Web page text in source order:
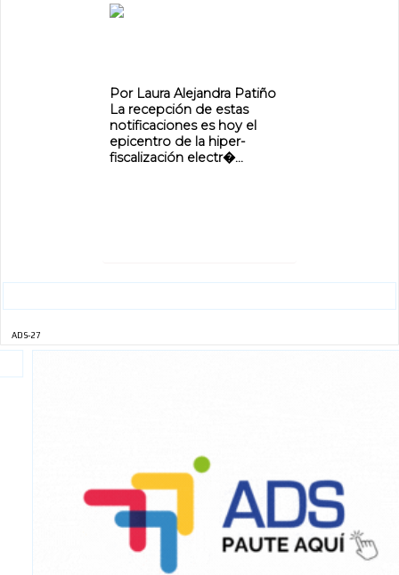
Por Laura Alejandra Patiño
La recepción de estas
notificaciones es hoy el
epicentro de la hiper-
fiscalización electr�...
ADS-27